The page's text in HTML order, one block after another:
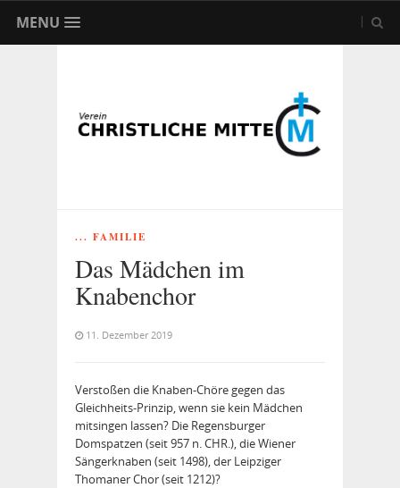
MENU
... FAMILIE
Das Mädchen im
Knabenchor
11. Dezember 2019
Verstoßen die Knaben-Chöre gegen das
Gleichheits-Prinzip, wenn sie kein Mädchen
mitsingen lassen? Die Regensburger
Domspatzen (seit 957 n. CHR.), die Wiener
Sängerknaben (seit 1498), der Leipziger
Thomaner Chor (seit 1212)?